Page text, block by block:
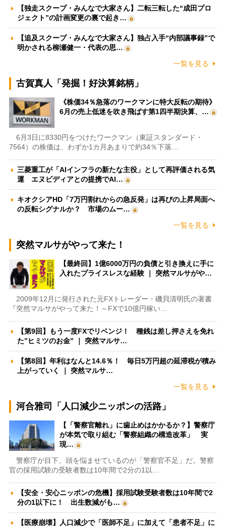
【独走スクープ・みんなで大家さん】二転三転した“成田プロ
ジェクト”の計画変更の裏で起き…
【追及スクープ・みんなで大家さん】独占入手“内部議事録”で
明かされる柳瀬健一・代表の思…
一覧を見る
古賀真人「発掘！好決算銘柄」
《株価34％急落のワークマンに特大反転の期待》
6月の売上低迷を吹き飛ばす第1四半期決算、…
6月3日に8330円をつけたワークマン（東証スタンダード・
7564）の株価は、わずか1カ月あまりで約34％下落…
三菱重工が「AIインフラの新たな主役」として再評価される気
運 エヌビディアとの提携でAI…
キオクシアHD「7万円割れからの急反発」は再びの上昇局面へ
の反転シグナルか？ 市場のムー…
一覧を見る
突然マルサがやって来た！
【最終回】1億6000万円の負債と引き換えに手に
入れたプライスレスな経験 ｜ 突然マルサがや…
2009年12月に発行された元FXトレーダー・磯貝清明氏の著書
『突然マルサがやって来た！～FXで10億円稼い…
【第9回】もう一度FXでリベンジ！ 種銭は差し押さえを免れ
た”ヒミツのお金” ｜ 突然マルサ…
【第8回】年利はなんと14.6％！ 毎日5万円超の延滞税が積み
上がっていく ｜ 突然マルサ…
一覧を見る
河合雅司「人口減少ニッポンの活路」
【「警察官離れ」に歯止めはかかるか？】警察庁
が本気で取り組む「警察組織の構造改革」 実
現…
警察庁が目下、頭を悩ませているのが「警察官不足」だ。警察
官の採用試験の受験者数は10年間で2分の1以…
【安全・安心ニッポンの危機】採用試験受験者数は10年間で2
分の1以下に！ 出生数減がも…
【医療崩壊】人口減少で「医師不足」に加えて「患者不足」に